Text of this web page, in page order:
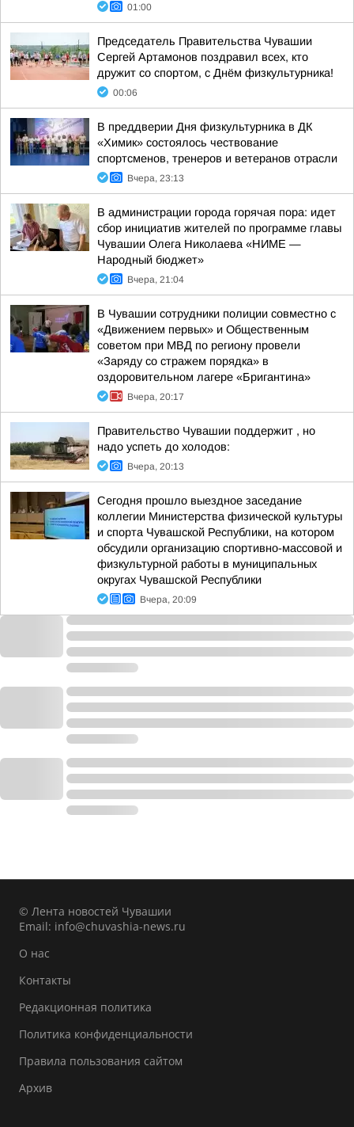
01:00
Председатель Правительства Чувашии
Сергей Артамонов поздравил всех, кто
дружит со спортом, с Днём физкультурника!
00:06
В преддверии Дня физкультурника в ДК
«Химик» состоялось чествование
спортсменов, тренеров и ветеранов отрасли
Вчера, 23:13
В администрации города горячая пора: идет
сбор инициатив жителей по программе главы
Чувашии Олега Николаева «НИМЕ —
Народный бюджет»
Вчера, 21:04
В Чувашии сотрудники полиции совместно с
«Движением первых» и Общественным
советом при МВД по региону провели
«Заряду со стражем порядка» в
оздоровительном лагере «Бригантина»
Вчера, 20:17
Правительство Чувашии поддержит , но
надо успеть до холодов:
Вчера, 20:13
Сегодня прошло выездное заседание
коллегии Министерства физической культуры
и спорта Чувашской Республики, на котором
обсудили организацию спортивно-массовой и
физкультурной работы в муниципальных
округах Чувашской Республики
Вчера, 20:09
© Лента новостей Чувашии
Email: info@chuvashia-news.ru
О нас
Контакты
Редакционная политика
Политика конфиденциальности
Правила пользования сайтом
Архив